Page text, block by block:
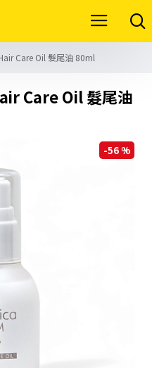
Care Oil 髮尾油 80ml
Care Oil 髮尾油
-56 %